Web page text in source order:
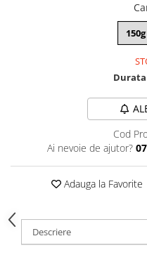
Lemne si coarne de cerb sau
Produse Igiena si Ingrijire
Saltele cu efect de racire
Suplimente
150g
Cod
Ai nevoie de ajutor?
Adauga la Favorite
Descriere